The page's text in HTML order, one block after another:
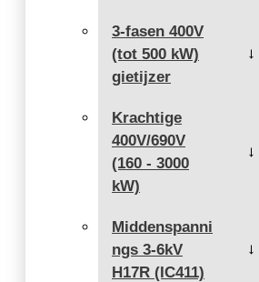
3-fasen 400V
(tot 500 kW)
gietijzer
→
Krachtige
400V/690V
(160 - 3000
kW)
→
Middenspanni
ngs 3-6kV
H17R (IC411)
→